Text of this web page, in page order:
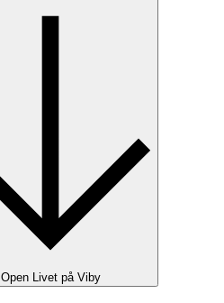
Open Livet på Viby